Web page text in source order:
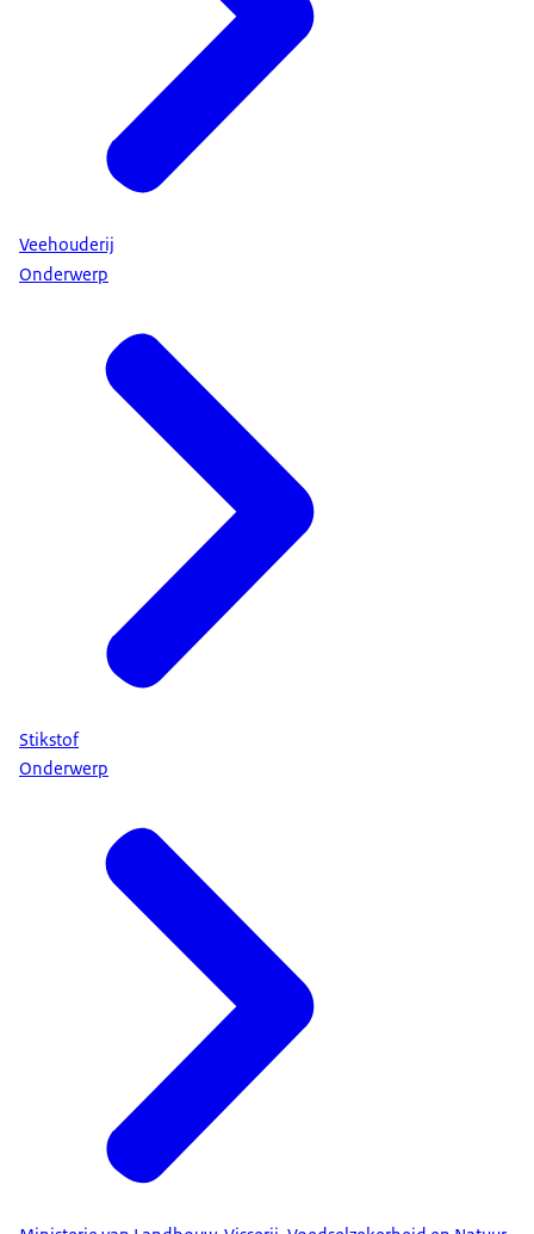
Veehouderij
Onderwerp
Stikstof
Onderwerp